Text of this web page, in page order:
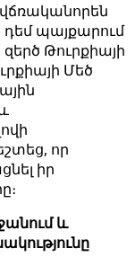
վճռականորեն
դեմ պայքարում
Թուրքիայի
Մեծ
որ
իր
և